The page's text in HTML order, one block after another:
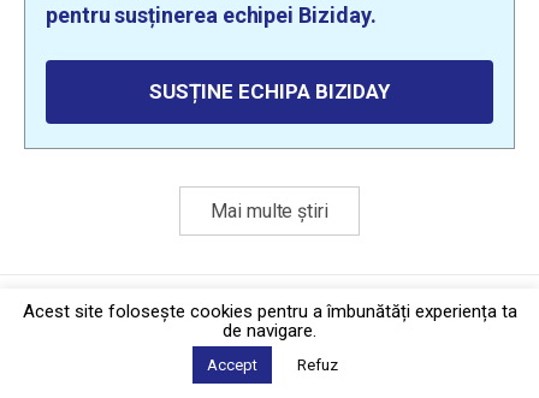
pentru susținerea echipei Biziday.
SUSȚINE ECHIPA BIZIDAY
Mai multe știri
Politica de confidențialitate·Contact
2026 © Biziday
Acest site foloseşte cookies pentru a îmbunătăți experiența ta
de navigare.
Accept Refuz